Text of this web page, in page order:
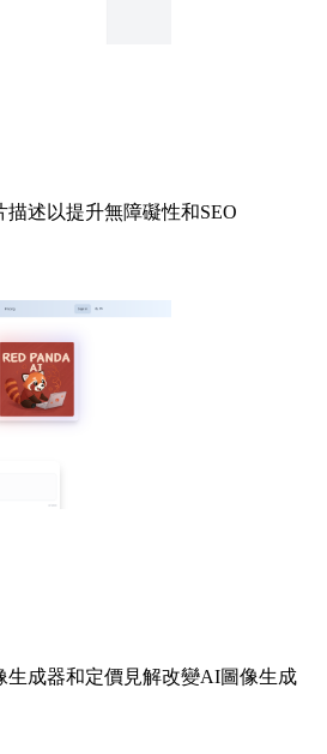
述以提升無障礙性和SEO
生成器和定價見解改變AI圖像生成